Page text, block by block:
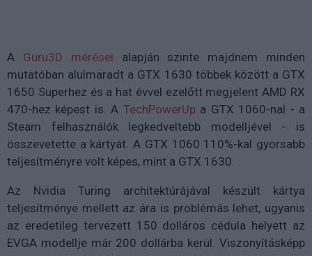
A Guru3D mérései alapján szinte majdnem minden
mutatóban alulmaradt a GTX 1630 többek között a GTX
1650 Superhez és a hat évvel ezelőtt megjelent AMD RX
470-hez képest is. A TechPowerUpa GTX 1060-nal - a
Steam felhasználók legkedveltebb modelljével - is
összevetette a kártyát. A GTX 1060 110%-kal gyorsabb
teljesítményre volt képes, mint a GTX 1630.
Az Nvidia Turing architektúrájával készült kártya
teljesítménye mellett az ára is problémás lehet, ugyanis
az eredetileg tervezett 150 dolláros cédula helyett az
EVGA modellje már 200 dollárba kerül. Viszonyításképp